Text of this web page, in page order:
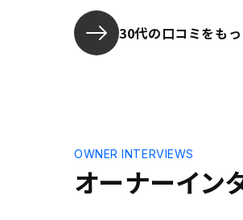
30代の口コミをも
オーナーイン
OWNER INTERVIEWS